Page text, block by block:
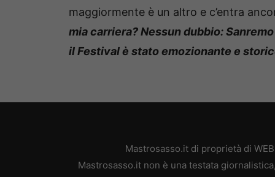
maggiormente è un altro e c’entra
mia carriera? Nessun dubbio:
il Festival è stato emozionante e
Mastrosasso.it di proprietà di
Mastrosasso.it non è una testata